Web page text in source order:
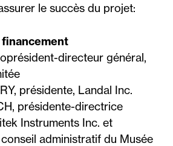
le succès du projet:
financement
directeur général,
présidente, Landal Inc.
présidente-directrice
Instruments Inc. et
administratif du Musée